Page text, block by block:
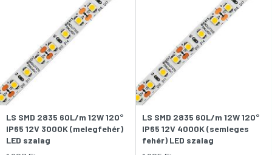
LS SMD 2835 60L/m 12W 120°
IP65 12V 3000K (melegfehér)
LED szalag
LS SMD 2835 60L/m 12W 120°
IP65 12V 4000K (semleges
fehér) LED szalag